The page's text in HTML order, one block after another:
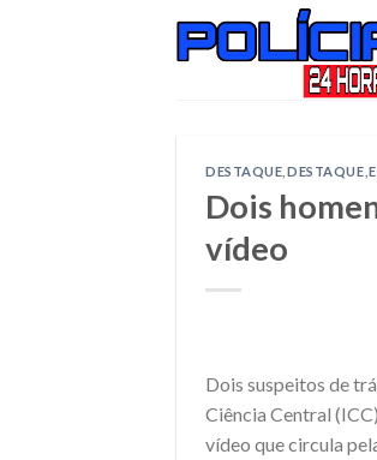
DESTAQUE ,DESTAQUE ,
Dois
vídeo
Dois suspeitos de
Ciência Central
vídeo que circula